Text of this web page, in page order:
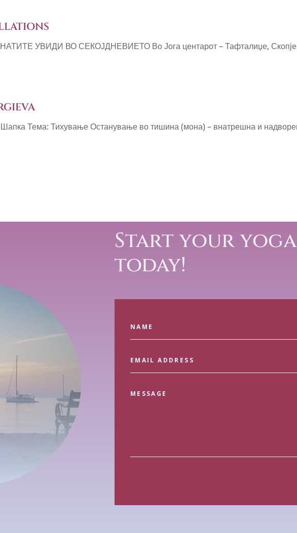
УВИДИ ВО СЕКОЈДНЕВИЕТО Во Јога центарот – Тафталиџе, Скопје
Тема: Тихување Останување во тишина (мона) – внатрешна и
Start your
today!